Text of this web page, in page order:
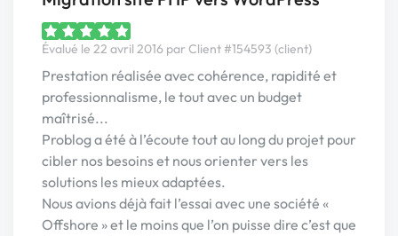
Évalué le 22 avril 2016 par Client #154593 (client)
Prestation réalisée avec cohérence, rapidité et
professionnalisme, le tout avec un budget
maîtrisé...
Problog a été à l’écoute tout au long du projet pour
cibler nos besoins et nous orienter vers les
solutions les mieux adaptées.
Nous avions déjà fait l’essai avec une société «
Offshore » et le moins que l’on puisse dire c’est que